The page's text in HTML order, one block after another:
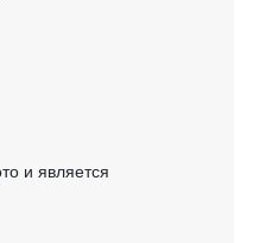
и является